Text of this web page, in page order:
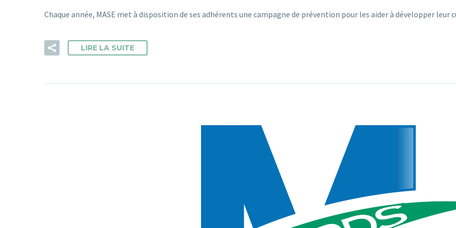
Chaque année, MASE met à disposition de ses adhérents une campagne de prévention pour les aider à développer
LIRE LA SUITE